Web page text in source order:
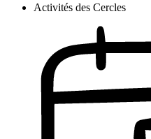
Activités des Cercles